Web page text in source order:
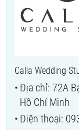
Calla Wedding
Địa chỉ: 72A
Hồ Chí Minh
Điện thoại: